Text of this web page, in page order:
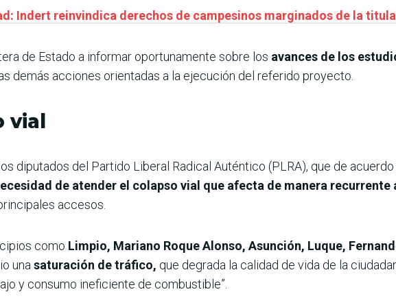
Indert reinvindica derechos de campesinos marginados de la
de Estado a informar oportunamente sobre los avances de los
demás acciones orientadas a la ejecución del referido proyecto.
vial
diputados del Partido Liberal Radical Auténtico (PLRA), que de
de atender el colapso vial que afecta de manera recurrente
accesos.
como Limpio, Mariano Roque Alonso, Asunción, Luque,
una saturación de tráfico, que degrada la calidad de vida de la
y consumo ineficiente de combustible”.